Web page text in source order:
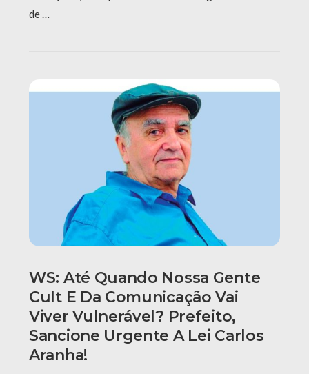
de …
WS: Até Quando Nossa Gente
Cult E Da Comunicação Vai
Viver Vulnerável? Prefeito,
Sancione Urgente A Lei Carlos
Aranha!